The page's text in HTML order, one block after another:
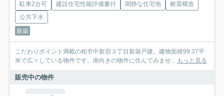
駐車2台可 建設住宅性能評価書付 閑静な住宅地
耐震構造
公共下水
新築
こだわりポイント満載の柏市中新宿３丁目新築戸建。建物面積99.37平
米で広々している物件です。南向きの物件に住んでみませ... もっと見る
販売中の物件